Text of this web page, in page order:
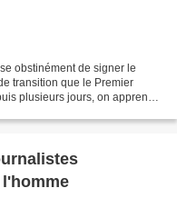
obstinément de signer le
transition que le Premier
plusieurs jours, on apprend